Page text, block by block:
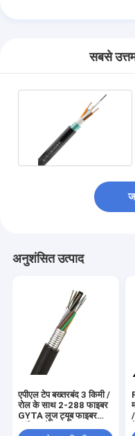
सबसे
अनुशंसित उत्पाद
एपीएल टेप बख्तरबंद 3 किमी /
रोल के साथ 2-288 फाइबर
GYTA लूज ट्यूब फाइबर